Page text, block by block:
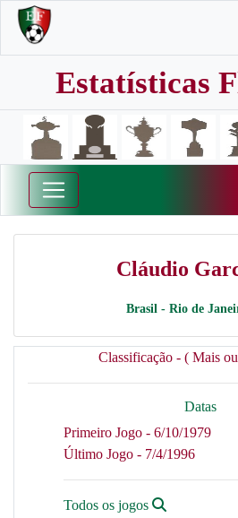
Estatísticas
Cláudio
Brasil - Rio de
Classificação - ( Mais
Datas
Primeiro Jogo - 6/10/1979
Último Jogo - 7/4/1996
Todos os jogos